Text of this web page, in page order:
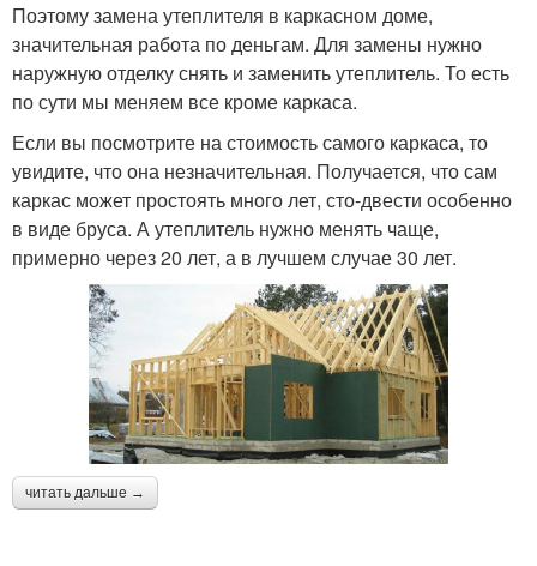
Поэтому замена утеплителя в каркасном доме,
значительная работа по деньгам. Для замены нужно
наружную отделку снять и заменить утеплитель. То есть
по сути мы меняем все кроме каркаса.
Если вы посмотрите на стоимость самого каркаса, то
увидите, что она незначительная. Получается, что сам
каркас может простоять много лет, сто-двести особенно
в виде бруса. А утеплитель нужно менять чаще,
примерно через 20 лет, а в лучшем случае 30 лет.
читать дальше →